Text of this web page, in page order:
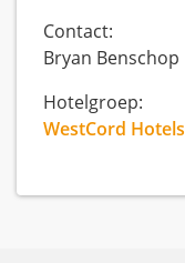
Contact:
Bryan Benschop
Hotelgroep:
WestCord Hotels